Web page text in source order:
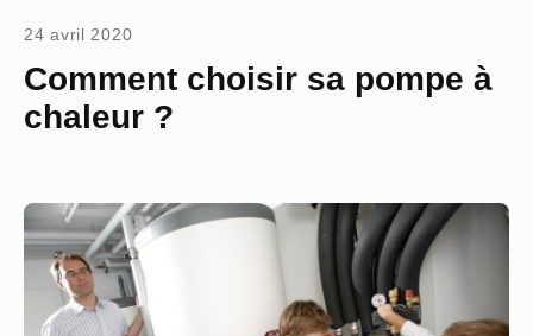
24 avril 2020
Comment choisir sa pompe à
chaleur ?